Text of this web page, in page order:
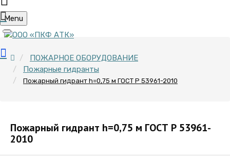
Menu
ПОЖАРНОЕ ОБОРУДОВАНИЕ
Пожарные гидранты
Пожарный гидрант h=0,75 м ГОСТ Р 53961-2010
Пожарный гидрант h=0,75 м ГОСТ Р 53961-
2010